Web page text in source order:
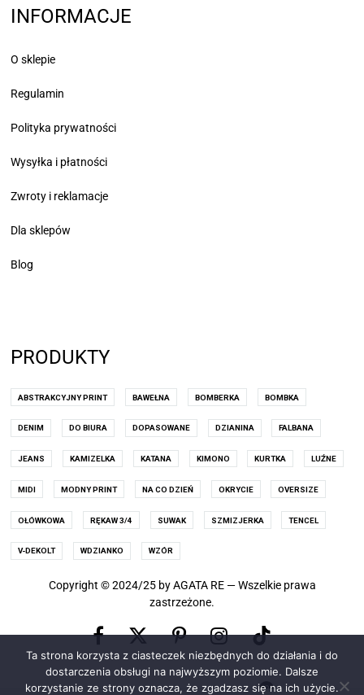
INFORMACJE
O sklepie
Regulamin
Polityka prywatności
Wysyłka i płatności
Zwroty i reklamacje
Dla sklepów
Blog
PRODUKTY
ABSTRAKCYJNY PRINT BAWEŁNA BOMBERKA BOMBKA
DENIM DO BIURA DOPASOWANE DZIANINA FALBANA
JEANS KAMIZELKA KATANA KIMONO KURTKA LUŹNE
MIDI MODNY PRINT NA CO DZIEŃ OKRYCIE OVERSIZE
OŁÓWKOWA RĘKAW 3/4 SUWAK SZMIZJERKA TENCEL
V-DEKOLT WDZIANKO WZÓR
Facebook
X
(old
PinterestInstagram
TikTok
Copyright © 2024/25 by AGATA RE — Wszelkie prawa
zastrzeżone.
0
Ta strona korzysta z ciasteczek niezbędnych do działania i do
dostarczenia obsługi na najwyższym poziomie. Dalsze
korzystanie ze strony oznacza, że zgadzasz się na ich użycie.